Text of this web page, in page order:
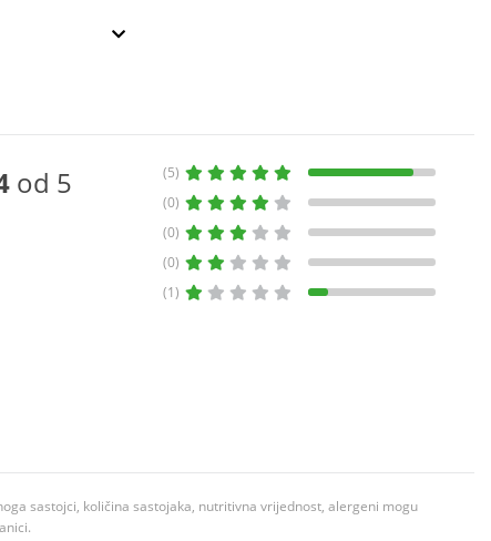
od 5
(5)
(0)
(0)
(0)
(1)
sastojci, količina sastojaka, nutritivna vrijednost, alergeni mogu